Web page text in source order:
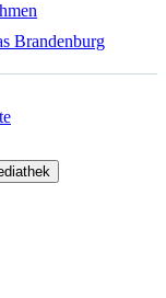
Brandenburg